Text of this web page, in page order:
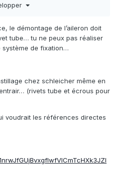
si nécessaire
le démontage de l’aileron doit
tube… tu ne peux pas réaliser
système de fixation…
chez schleicher même en
(rivets tube et écrous pour
voudrait les références directes